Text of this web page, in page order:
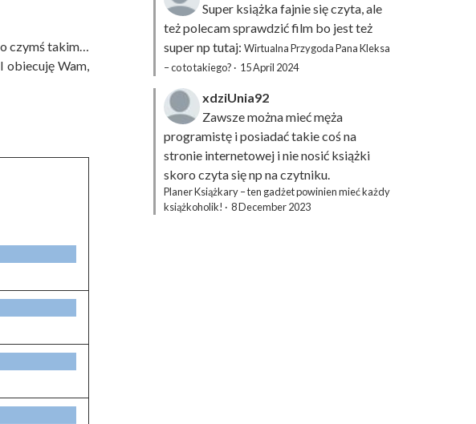
czymś takim…
Wam,
Super książka fajnie się czyta, ale
też polecam sprawdzić film bo jest też
super np tutaj: Wirtualna Przygoda Pana Kleksa
– co to takiego? · 15 April 2024
xdziUnia92
Zawsze można mieć męża
programistę i posiadać takie coś na
stronie internetowej i nie nosić książki
skoro czyta się np na czytniku.
Planer Książkary – ten gadżet powinien mieć każdy
książkoholik! · 8 December 2023